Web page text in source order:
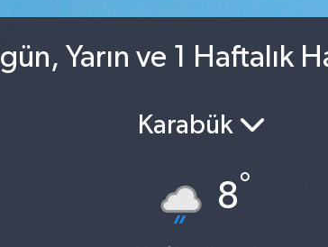
Yarın ve 1 Haftalık
Karabük
8°